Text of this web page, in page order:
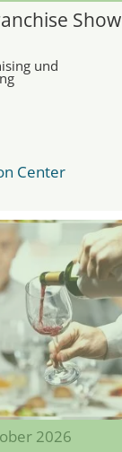
Show
und
Center
2026